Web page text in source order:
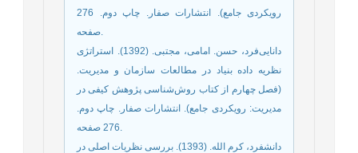
رویکردی جامع). انتشارات صفار. چاپ دوم. 276
دانایی‌فرد، حسن. امامی، مجتبی. (1392). استراتژی
نظریه داده بنیاد در مطالعات سازمان و مدیریت.
(فصل چهارم از کتاب روش‌شناسی پژوهش کیفی در
مدیریت: رویکردی جامع). انتشارات صفار. چاپ دوم.
دانشفرد، کرم الله. (1393). بررسی نظریات اصلی در